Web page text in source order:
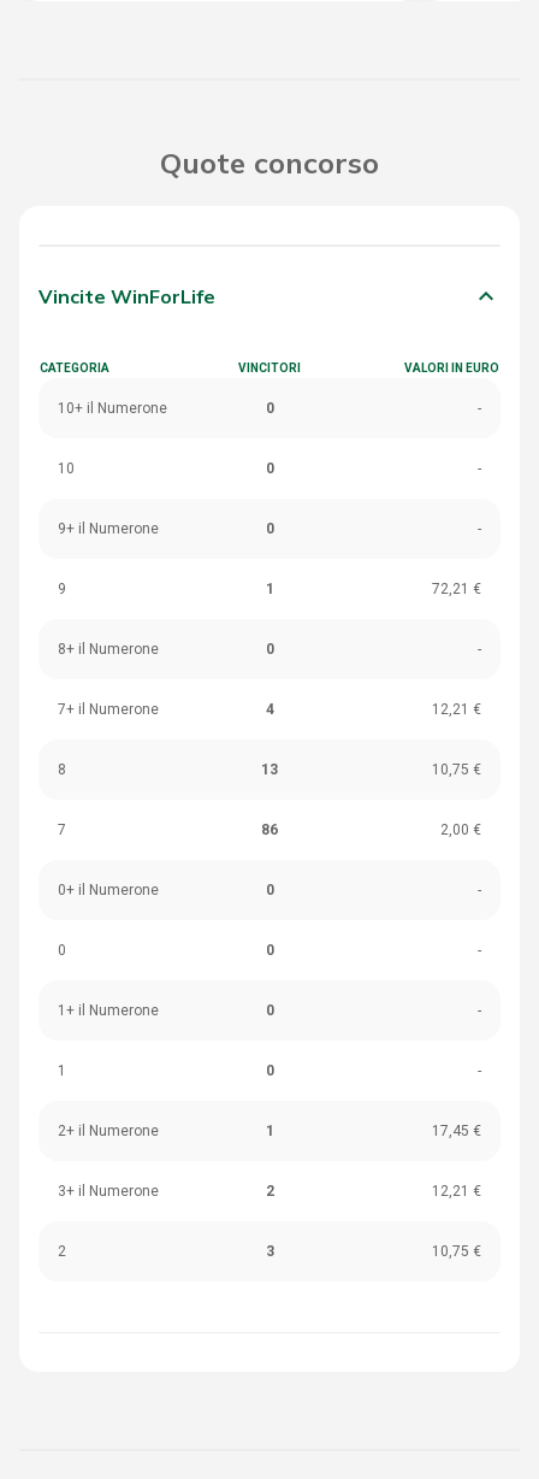
Quote concorso
Vincite WinForLife keyboard_arrow_down
CATEGORIA VINCITORI VALORI IN EURO
10+ il Numerone 0 -
10 0 -
9+ il Numerone 0 -
9 1 72,21 €
8+ il Numerone 0 -
7+ il Numerone 4 12,21 €
8 13 10,75 €
7 86 2,00 €
0+ il Numerone 0 -
0 0 -
1+ il Numerone 0 -
1 0 -
2+ il Numerone 1 17,45 €
3+ il Numerone 2 12,21 €
2 3 10,75 €